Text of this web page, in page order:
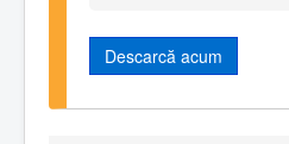
Descarcă acum